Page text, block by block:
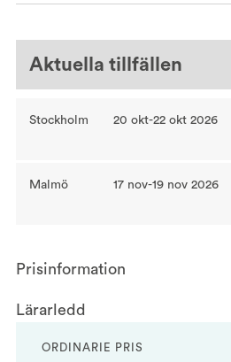
Aktuella tillfällen
Stockholm 20 okt-22 okt 2026
Malmö 17 nov-19 nov 2026
Prisinformation
Lärarledd
ORDINARIE PRIS